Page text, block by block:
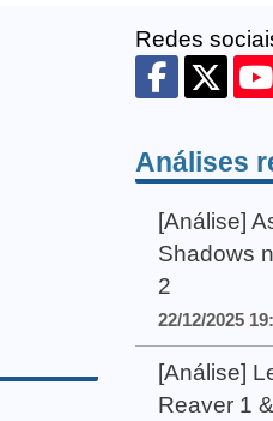
Redes
Análises
[Análise]
Shadows
2
22/12/2025
[Análise]
Reaver 1